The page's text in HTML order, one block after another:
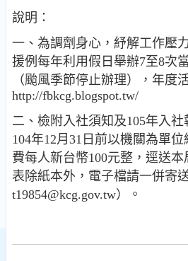
說明：
一、為調劑身心，紓解工作壓
援例每年利用假日舉辦7至8次
（颱風季節停止辦理），年度
http://fbkcg.blogspot.tw/
二、檢附入社須知及105年入
104年12月31日前以機關為單
費每人新台幣100元整，逕送
表除紙本外，電子檔請一併寄
t19854@kcg.gov.tw）。